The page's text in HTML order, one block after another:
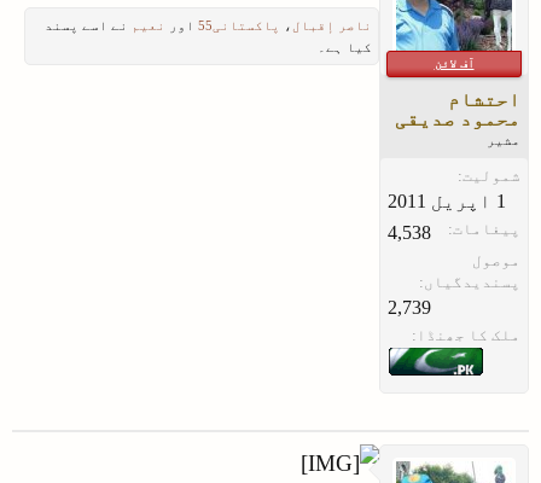
آف لائن
احتشام
محمود صدیقی
مشیر
شمولیت:
پیغامات: 4,538
موصول
پسندیدگیاں:
2,739
ملک کا جھنڈا:
ناصر إقبال ، پاکستانی55 اور نعیم
نے اسے پسند
کیا ہے۔